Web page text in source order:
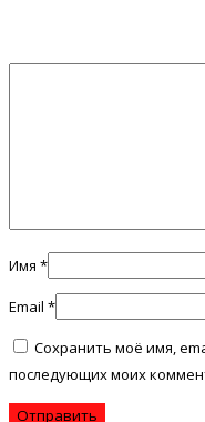
Имя *
Email *
Сохранить моё имя,
последующих моих